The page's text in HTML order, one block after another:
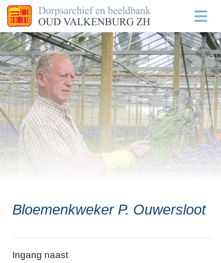
Bloemenkweker P. Ouwersloot
Ingang naast